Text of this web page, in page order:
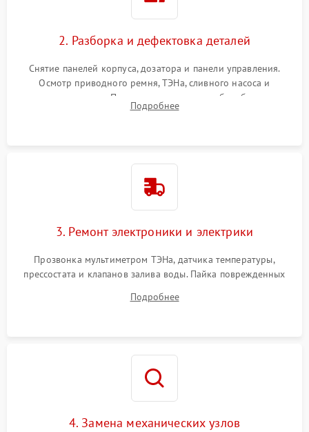
2. Разборка и дефектовка деталей
Снятие панелей корпуса, дозатора и панели управления.
Осмотр приводного ремня, ТЭНа, сливного насоса и
амортизаторов. Проверка подшипников барабана и
крестовины на износ, а манжеты люка на разрывы.
Подробнее
3. Ремонт электроники и электрики
Прозвонка мультиметром ТЭНа, датчика температуры,
прессостата и клапанов залива воды. Пайка поврежденных
Восстановление целостности проводки и контактов.
Подробнее
4. Замена механических узлов